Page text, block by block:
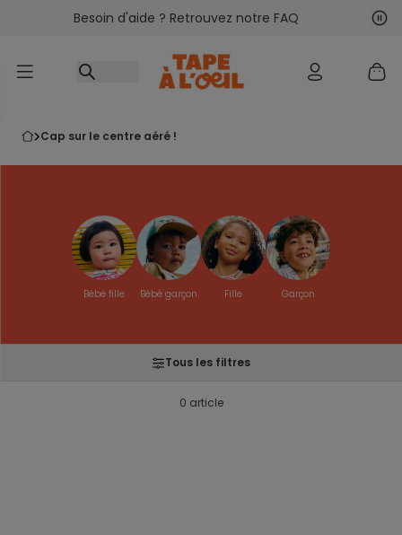
Accéder au contenu
Besoin d'aide ? Retrouvez notre FAQ
cap sur le centre aéré !
Bébé fille Bébé garçon Fille Garçon
Tous les filtres
0 article